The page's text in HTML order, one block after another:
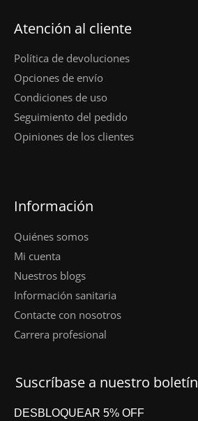
Atención al cliente
Política de devoluciones
Opciones de envío
Condiciones de uso
Seguimiento del pedido
Opiniones de los clientes
Información
Quiénes somos
Mi cuenta
Nuestros blogs
Información sanitaria
Contacte con nosotros
Carrera profesional
Suscríbase a nuestro boletín
DESBLOQUEAR 5% OFF